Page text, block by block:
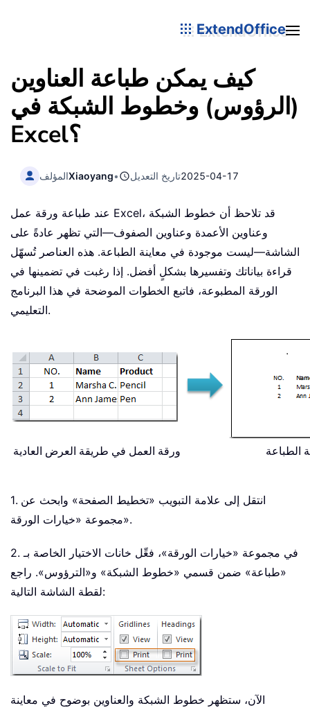
ExtendOffice
كيف يمكن طباعة العناوين
(الرؤوس) وخطوط الشبكة في
Excel؟
المؤلفXiaoyang• تاريخ التعديل2025-04-17
عند طباعة ورقة عمل Excel، قد تلاحظ أن خطوط الشبكة
وعناوين الأعمدة وعناوين الصفوف—التي تظهر عادةً على
الشاشة—ليست موجودة في معاينة الطباعة. هذه العناصر تُسهّل
قراءة بياناتك وتفسيرها بشكلٍ أفضل. إذا رغبت في تضمينها في
الورقة المطبوعة، فاتبع الخطوات الموضحة في هذا البرنامج
التعليمي.
ورقة العمل في طريقة العرض العادية الطباعة
1. انتقل إلى علامة التبويب «تخطيط الصفحة» وابحث عن
مجموعة «خيارات الورقة».
2. في مجموعة «خيارات الورقة»، فعِّل خانات الاختيار الخاصة بـ
«طباعة» ضمن قسمي «خطوط الشبكة» و«الترؤوس». راجع
لقطة الشاشة التالية:
الآن، ستظهر خطوط الشبكة والعناوين بوضوح في معاينة